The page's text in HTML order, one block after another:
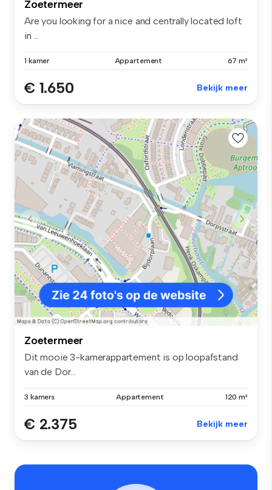
Zoetermeer
Are you looking for a nice and centrally located loft
in ...
1 kamer Appartement 67 m²
€ 1.650 Bekijk meer
Zoetermeer
Dit mooie 3-kamerappartement is op loopafstand
van de Dor...
3 kamers Appartement 120 m²
€ 2.375 Bekijk meer